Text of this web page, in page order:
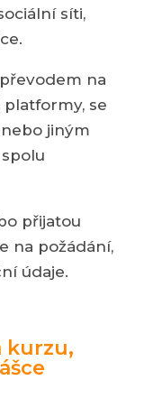
síti,
na
se
jiným
přijatou
na požádání,
údaje.
kurzu,